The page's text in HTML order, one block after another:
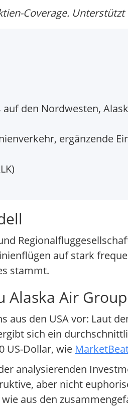
Coverage.
den Nordwesten,
ergänzende
auf stark
stammt.
Alaska Air
aus den USA vor: Laut
sich ein
US-Dollar, wie
analysierenden
aber nicht
aus den